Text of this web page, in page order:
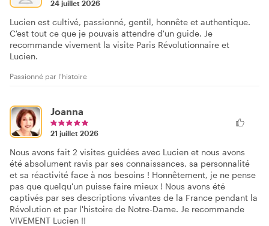
24 juillet 2026
Lucien est cultivé, passionné, gentil, honnête et authentique.
C'est tout ce que je pouvais attendre d'un guide. Je
recommande vivement la visite Paris Révolutionnaire et
Lucien.
Passionné par l'histoire
Joanna
21 juillet 2026
Nous avons fait 2 visites guidées avec Lucien et nous avons
été absolument ravis par ses connaissances, sa personnalité
et sa réactivité face à nos besoins ! Honnêtement, je ne pense
pas que quelqu'un puisse faire mieux ! Nous avons été
captivés par ses descriptions vivantes de la France pendant la
Révolution et par l'histoire de Notre-Dame. Je recommande
VIVEMENT Lucien !!